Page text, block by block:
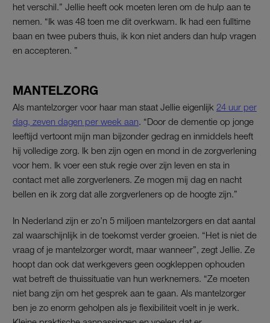
het verschil.” Jellie heeft ook moeten leren om de hulp aan te
nemen. “Ik was 48 toen me dit overkwam. Ik had een fulltime
baan en twee pubers thuis, ik kon niet anders dan hulp vragen
en accepteren. ”
MANTELZORG
Als mantelzorger voor haar man staat Jellie eigenlijk 24 uur per
dag, zeven dagen per week aan . “Door de dementie op jonge
leeftijd vertoont mijn man bijzonder gedrag en inmiddels heeft
hij volledige zorg. Ik ben zijn ogen en mond in de zorgverlening
voor hem. Ik voer een stuk regie over zijn leven en sta in
contact met alle zorgverleners. Ze mogen mij dag en nacht
bellen en ik zorg dat alle zorgverleners op de hoogte zijn.”
In Nederland zijn er zo’n 5 miljoen mantelzorgers en dat aantal
zal waarschijnlijk in de toekomst verder groeien. “Het is niet de
vraag of je mantelzorger wordt, maar wanneer”, zegt Jellie. Ze
hoopt dan ook dat werkgevers geen oogkleppen ophouden
wat betreft de thuissituatie van hun werknemers. “Ze moeten
niet bang zijn om het gesprek aan te gaan. Als mantelzorger
ben je zo enorm geholpen als je flexibiliteit voelt in je werk.